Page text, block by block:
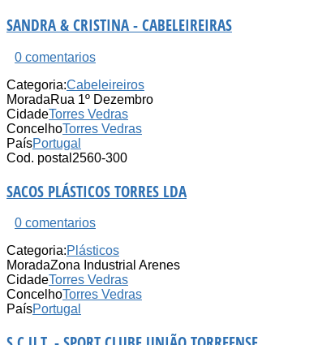
SANDRA & CRISTINA - CABELEIREIRAS
0 comentarios
Categoria:Cabeleireiros
MoradaRua 1º Dezembro
CidadeTorres Vedras
ConcelhoTorres Vedras
PaísPortugal
Cod. postal 2560-300
SACOS PLÁSTICOS TORRES LDA
0 comentarios
Categoria:Plásticos
MoradaZona Industrial Arenes
CidadeTorres Vedras
ConcelhoTorres Vedras
PaísPortugal